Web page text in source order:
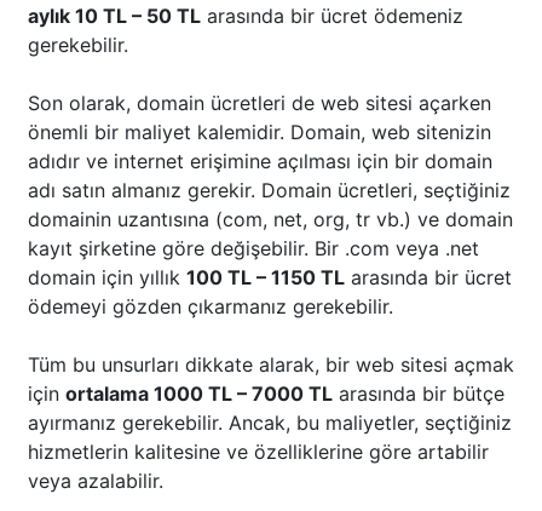
aylık 10 TL – 50 TL arasında bir ücret ödemeniz
gerekebilir.
Son olarak, domain ücretleri de web sitesi açarken
önemli bir maliyet kalemidir. Domain, web sitenizin
adıdır ve internet erişimine açılması için bir domain
adı satın almanız gerekir. Domain ücretleri, seçtiğiniz
domainin uzantısına (com, net, org, tr vb.) ve domain
kayıt şirketine göre değişebilir. Bir .com veya .net
domain için yıllık 100 TL – 1150 TL arasında bir ücret
ödemeyi gözden çıkarmanız gerekebilir.
Tüm bu unsurları dikkate alarak, bir web sitesi açmak
için ortalama 1000 TL – 7000 TL arasında bir bütçe
ayırmanız gerekebilir. Ancak, bu maliyetler, seçtiğiniz
hizmetlerin kalitesine ve özelliklerine göre artabilir
veya azalabilir.